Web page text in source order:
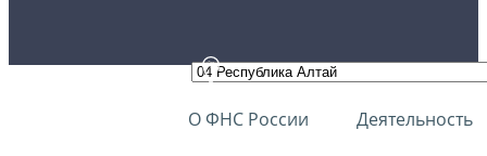
О ФНС России Деятельность